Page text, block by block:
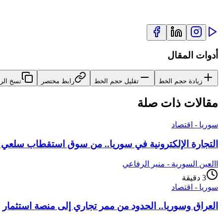
أدوات المقال
زيادة حجم الخط تقليل حجم الخط رابط مختصر نسخ
مقالات ذات صلة
سوريا - اقتصاد
التجارة الإلكترونية في سوريا.. من سوق استقطاب سلعي
العين السورية - منير الرفاعي
3 دقيقة
سوريا - اقتصاد
العراق وسوريا.. الحدود من ممر تجاري إلى منصة استثمار